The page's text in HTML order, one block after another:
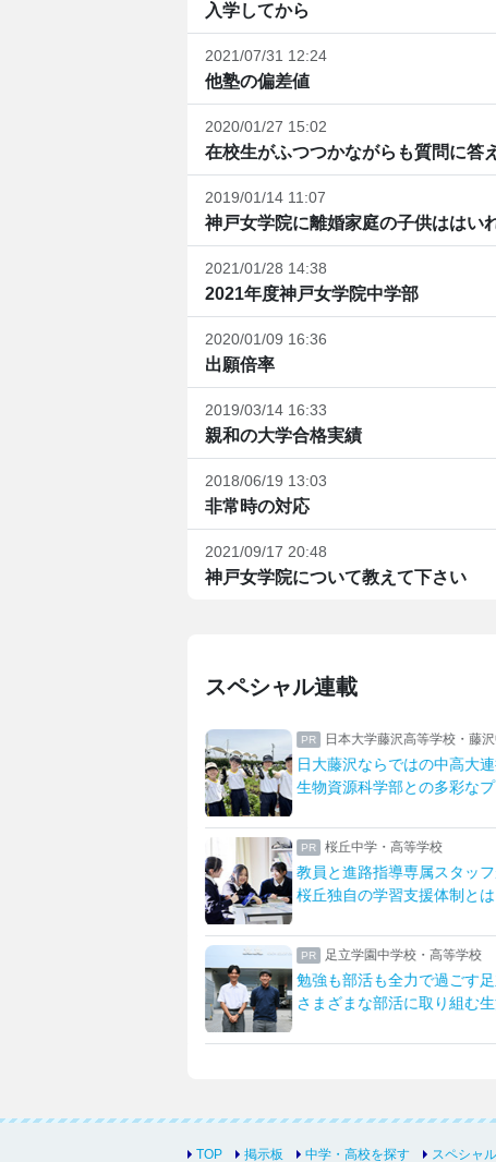
入学してから
2021/07/31 12:24
他塾の偏差値
2020/01/27 15:02
在校生がふつつかながらも質問に答
2019/01/14 11:07
神戸女学院に離婚家庭の子供ははい
2021/01/28 14:38
2021年度神戸女学院中学部
2020/01/09 16:36
出願倍率
2019/03/14 16:33
親和の大学合格実績
2018/06/19 13:03
非常時の対応
2021/09/17 20:48
神戸女学院について教えて下さい
スペシャル連載
日本大学藤沢高等学校・藤沢中学校
日大藤沢ならではの中高大連携
生物資源科学部との多彩なプログラム
教員と進路指導専属スタッフが支える
桜丘独自の学習支援体制とは
足立学園中学校・高等学校
勉強も部活も全力で過ごす足立生
さまざまな部活に取り組む生活を紹介
何
部
一
先
英
「
TOP 掲示板 中学・高校を探す スペシャ